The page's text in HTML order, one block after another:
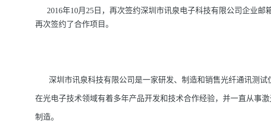
2016年10月25日，再次签约深圳市讯泉电子科技有限公司企业邮
再次签约了合作项目。
深圳市讯泉科技有限公司是一家研发、制造和销售光纤通讯测试
在光电子技术领域有着多年产品开发和技术合作经验，并一直从事
制造。